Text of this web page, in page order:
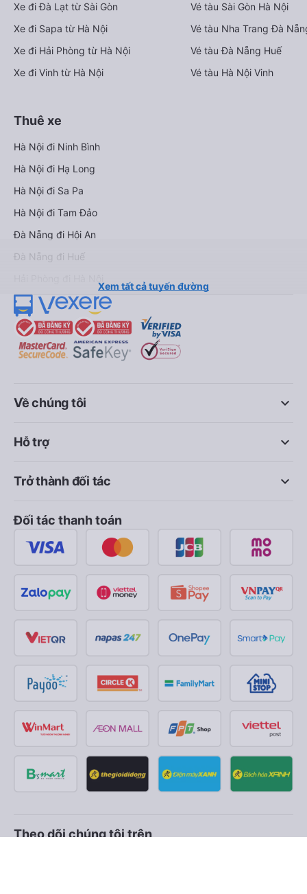
Xe đi Đà Lạt từ Sài Gòn
Xe đi Sapa từ Hà Nội
Xe đi Hải Phòng từ Hà Nội
Xe đi Vinh từ Hà Nội
Vé tàu Sài Gòn Hà Nội
Vé tàu Nha Trang Đà
Vé tàu Đà Nẵng Huế
Vé tàu Hà Nội Vinh
Thuê xe
Hà Nội đi Ninh Bình
Hà Nội đi Hạ Long
Hà Nội đi Sa Pa
Hà Nội đi Tam Đảo
Đà Nẵng đi Hội An
Đà Nẵng đi Huế
Xem tất cả tuyến đường
keyboard_arrow_down
Về chúng tôi
keyboard_arrow_down
Hỗ trợ
keyboard_arrow_down
Trở thành đối tác
Đối tác thanh toán
Theo dõi chúng tôi trên